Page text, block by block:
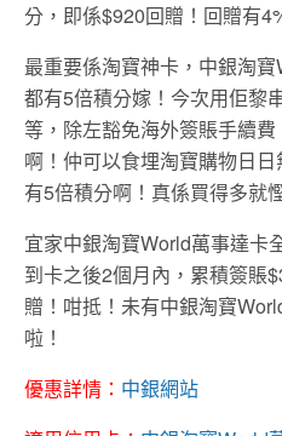
分，即係$920回贈！回贈有
最重要係淘寶神卡，中銀淘
都有5倍積分嫁！今次用佢黎
等，除左豁免海外簽賬手續
啊！仲可以食埋淘寶購物日
有5倍積分啊！真係買得多就
宜家中銀淘寶World萬事達卡
到卡之後2個月內，累積簽賬
贈！咁抵！未有中銀淘寶
啦！
優惠詳情： 中銀網站